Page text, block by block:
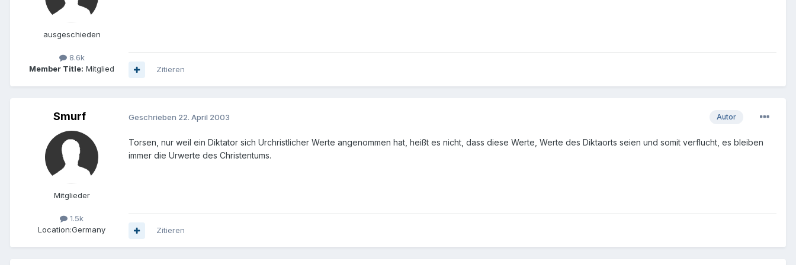
ausgeschieden
8.6k
Member Title: Mitglied Zitieren
Smurf
Mitglieder
1.5k
Location:Germany
Autor
Geschrieben 22. April 2003
Torsen, nur weil ein Diktator sich Urchristlicher Werte angenommen hat, heißt es nicht, dass diese Werte, Werte des Diktaorts seien und somit verflucht, es bleiben
immer die Urwerte des Christentums.
Zitieren